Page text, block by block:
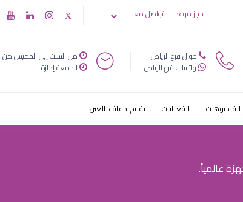
حجز موعد تواصل معنا
جوال فرع الرياض
واتساب فرع الرياض
من السبت إلى الخميس من 9 ص إلى 10 م
الجمعة إجازة
الفعاليات تقييم جفاف العين
عالمياً.